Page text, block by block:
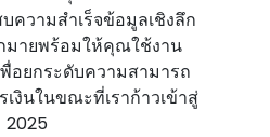
ความสําเร็จข้อมูลเชิงลึก
มายพร้อมให้คุณใช้งาน
อยกระดับความสามารถ
งินในขณะที่เราก้าวเข้าสู่
2025